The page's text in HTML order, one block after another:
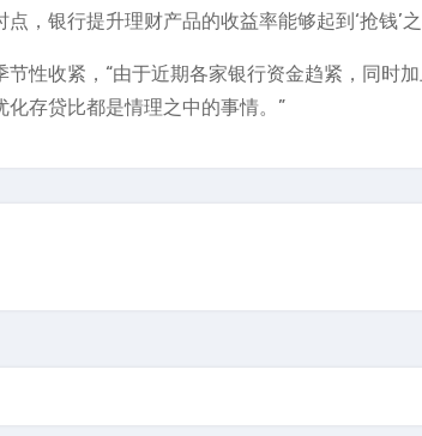
，银行提升理财产品的收益率能够起到‘抢钱’之
性收紧，“由于近期各家银行资金趋紧，同时加
存贷比都是情理之中的事情。”